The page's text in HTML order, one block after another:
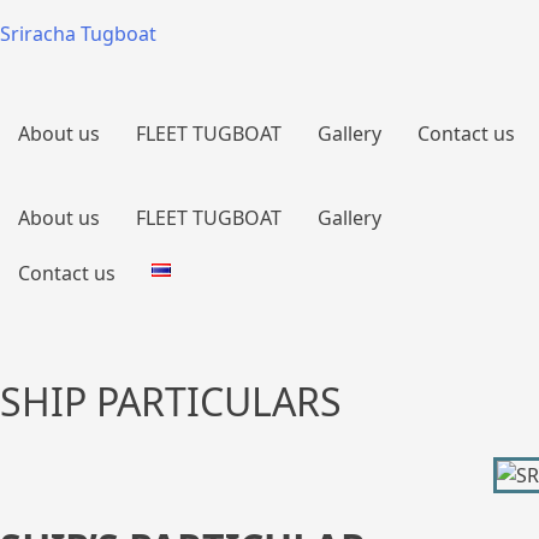
Sriracha Tugboat
About us FLEET TUGBOAT Gallery Contact us
About us FLEET TUGBOAT Gallery
Contact us
SHIP PARTICULARS